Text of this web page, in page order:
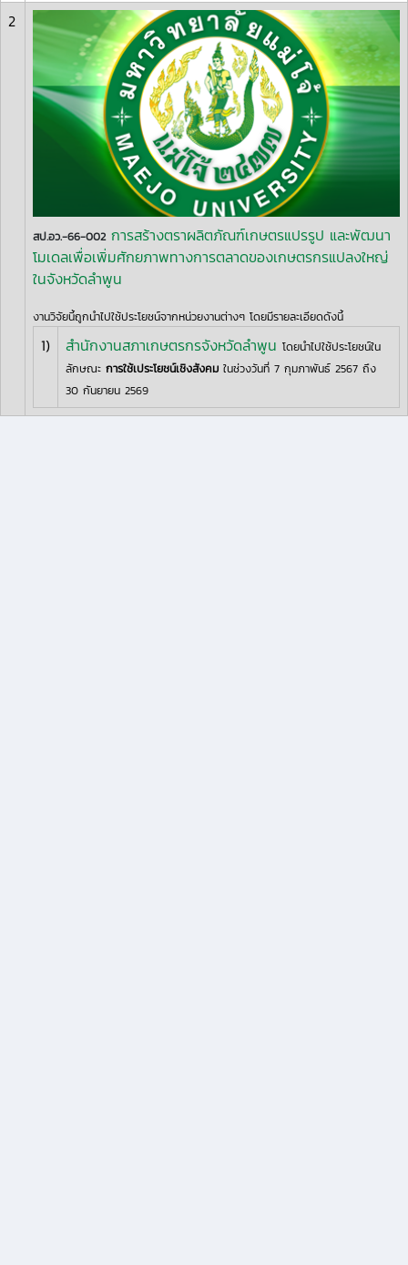
2
สป.อว.-66-002 การสร้างตราผลิตภัณฑ์เกษตรแปรรูป และพัฒนา
โมเดลเพื่อเพิ่มศักยภาพทางการตลาดของเกษตรกรแปลงใหญ่
ในจังหวัดลำพูน
งานวิจัยนี้ถูกนำไปใช้ประโยชน์จากหน่วยงานต่างๆ โดยมีรายละเอียดดังนี้
1) สำนักงานสภาเกษตรกรจังหวัดลำพูน โดยนำไปใช้ประโยชน์ใน
ลักษณะ การใช้เประโยชน์เชิงสังคม ในช่วงวันที่ 7 กุมภาพันธ์ 2567 ถึง
30 กันยายน 2569